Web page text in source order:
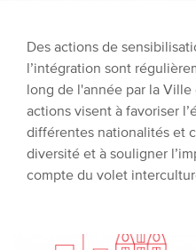
Des actions de
l’intégration sont
long de l'année par la Ville
actions visent à favoriser
différentes nationalités et
diversité et à souligner
compte du volet